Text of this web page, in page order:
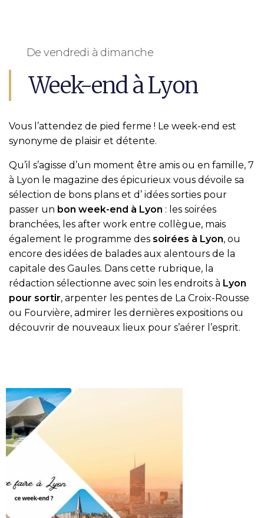
De vendredi à dimanche
Week-end à Lyon
Vous l’attendez de pied ferme ! Le week-end est
synonyme de plaisir et détente.
Qu’il s’agisse d’un moment être amis ou en famille, 7
à Lyon le magazine des épicurieux vous dévoile sa
sélection de bons plans et d’ idées sorties pour
passer un bon week-end à Lyon : les soirées
branchées, les after work entre collègue, mais
également le programme des soirées à Lyon, ou
encore des idées de balades aux alentours de la
capitale des Gaules. Dans cette rubrique, la
rédaction sélectionne avec soin les endroits à Lyon
pour sortir, arpenter les pentes de La Croix-Rousse
ou Fourvière, admirer les dernières expositions ou
découvrir de nouveaux lieux pour s’aérer l’esprit.